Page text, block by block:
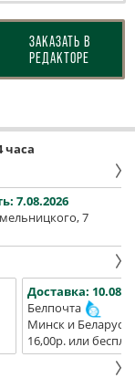
ЗАКАЗАТЬ В
РЕДАКТОРЕ
часа
7.08.2026
7
Доставка:
Белпочта
Минск и Беларусь
16,00р. или